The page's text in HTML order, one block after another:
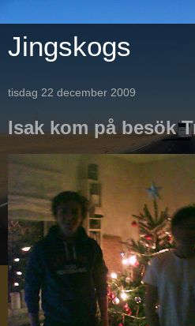
Jingskogs
tisdag 22 december 2009
Isak kom på besök